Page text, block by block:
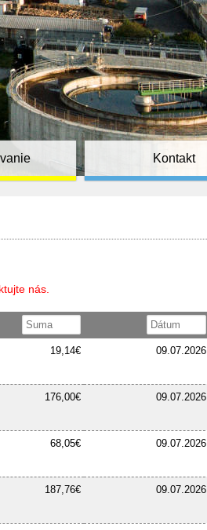
Kontakt
nás.
19,14€ 09.07.2026
176,00€ 09.07.2026
68,05€ 09.07.2026
187,76€ 09.07.2026